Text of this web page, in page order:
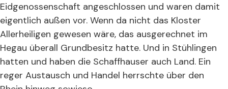
Eidgenossenschaft angeschlossen und waren damit
eigentlich außen vor. Wenn da nicht das Kloster
Allerheiligen gewesen wäre, das ausgerechnet im
Hegau überall Grundbesitz hatte. Und in Stühlingen
hatten und haben die Schaffhauser auch Land. Ein
reger Austausch und Handel herrschte über den